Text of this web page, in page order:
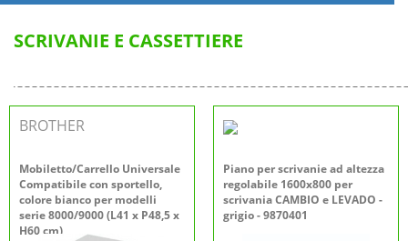
SCRIVANIE E CASSETTIERE
BROTHER
Mobiletto/Carrello Universale
Compatibile con sportello,
colore bianco per modelli
serie 8000/9000 (L41 x P48,5 x
H60 cm)
Piano per scrivanie ad altezza
regolabile 1600x800 per
scrivania CAMBIO e LEVADO -
grigio - 9870401